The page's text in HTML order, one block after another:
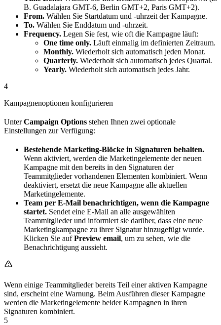
B. Guadalajara GMT-6, Berlin GMT+2, Paris GMT+2).
From. Wählen Sie Startdatum und -uhrzeit der Kampagne.
To. Wählen Sie Enddatum und -uhrzeit.
Frequency. Legen Sie fest, wie oft die Kampagne läuft:
One time only. Läuft einmalig im definierten Zeitraum.
Monthly. Wiederholt sich automatisch jeden Monat.
Quarterly. Wiederholt sich automatisch jedes Quartal.
Yearly. Wiederholt sich automatisch jedes Jahr.
4
Kampagnenoptionen konfigurieren
UnterCampaign Options stehen Ihnen zwei optionale
Einstellungen zur Verfügung:
Bestehende Marketing-Blöcke in Signaturen behalten.
Wenn aktiviert, werden die Marketingelemente der neuen
Kampagne mit den bereits in den Signaturen der
Teammitglieder vorhandenen Elementen kombiniert. Wenn
deaktiviert, ersetzt die neue Kampagne alle aktuellen
Marketingelemente.
Team per E-Mail benachrichtigen, wenn die Kampagne
startet. Sendet eine E-Mail an alle ausgewählten
Teammitglieder und informiert sie darüber, dass eine neue
Marketingkampagne zu ihrer Signatur hinzugefügt wurde.
Klicken Sie aufPreview email, um zu sehen, wie die
Benachrichtigung aussieht.
Wenn einige Teammitglieder bereits Teil einer aktiven Kampagne
sind, erscheint eine Warnung. Beim Ausführen dieser Kampagne
werden die Marketingelemente beider Kampagnen in ihren
Signaturen kombiniert.
5